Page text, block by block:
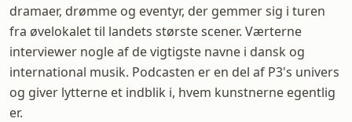
dramaer, drømme og eventyr, der gemmer sig i turen
fra øvelokalet til landets største scener. Værterne
interviewer nogle af de vigtigste navne i dansk og
international musik. Podcasten er en del af P3's univers
og giver lytterne et indblik i, hvem kunstnerne egentlig
er.